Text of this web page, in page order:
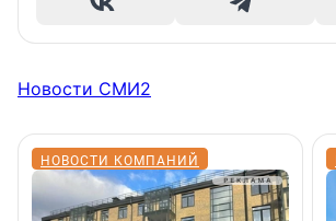
Новости СМИ2
НОВОСТИ КОМПАНИЙ